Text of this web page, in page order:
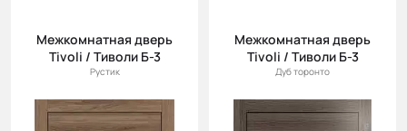
Межкомнатная дверь
Tivoli / Тиволи Б-3
Рустик
Межкомнатная дверь
Tivoli / Тиволи Б-3
Дуб торонто